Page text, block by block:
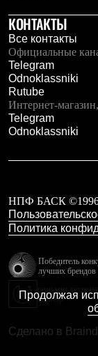
КОНТАКТЫ
Все контакты
Официальные
Telegram
Odnoklassniki
Rutube
Интернет-
Telegram
Odnoklassniki
НПФ БАСК
Политика
Победитель
лучших брендов
Калибр
Сделано в Braind
Продолжая